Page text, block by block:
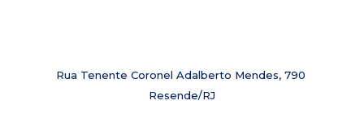
Rua Tenente Coronel Adalberto Mendes, 790
Resende/RJ